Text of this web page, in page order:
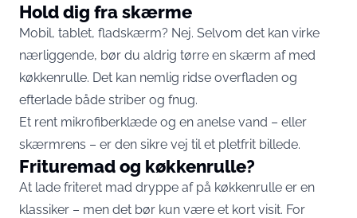
Hold dig fra skærme
Mobil, tablet, fladskærm? Nej. Selvom det kan virke
nærliggende, bør du aldrig tørre en skærm af med
køkkenrulle. Det kan nemlig ridse overfladen og
efterlade både striber og fnug.
Et rent mikrofiberklæde og en anelse vand – eller
skærmrens – er den sikre vej til et pletfrit billede.
Frituremad og køkkenrulle?
At lade friteret mad dryppe af på køkkenrulle er en
klassiker – men det bør kun være et kort visit. For